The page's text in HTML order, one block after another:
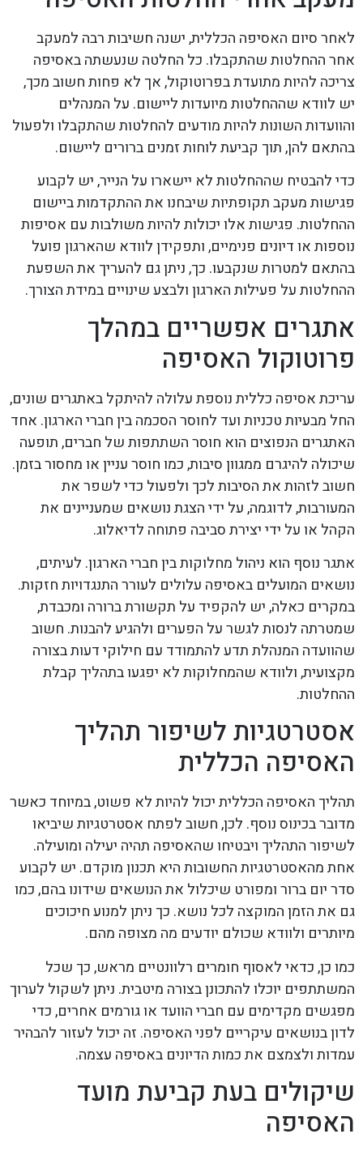
לאחר סיום האסיפה הכללית, ישנה חשיבות רבה למעקב
אחר ההחלטות שהתקבלו. כל החלטה שנעשתה באסיפה
צריכה להיות מתועדת בפרוטוקול, אך לא פחות חשוב מכך,
יש לוודא שההחלטות מיועדות ליישום. על המנהלים
והוועדות השונות להיות מודעים להחלטות שהתקבלו ולפעול
בהתאם להן, תוך קביעת לוחות זמנים ברורים ליישום.
כדי להבטיח שההחלטות לא יישארו על הנייר, יש לקבוע
פגישות מעקב תקופתיות שיבחנו את ההתקדמות ביישום
ההחלטות. פגישות אלו יכולות להיות משולבות עם אסיפות
נוספות או דיונים פנימיים, ותפקידן לוודא שהארגון פועל
בהתאם למטרות שנקבעו. כך, ניתן גם להעריך את השפעת
ההחלטות על פעילות הארגון ולבצע שינויים במידת הצורך.
אתגרים אפשריים במהלך
פרוטוקול האסיפה
עריכת אסיפה כללית נוספת עלולה להיתקל באתגרים שונים,
החל מבעיות טכניות ועד לחוסר הסכמה בין חברי הארגון. אחד
האתגרים הנפוצים הוא חוסר השתתפות של חברים, תופעה
שיכולה להיגרם ממגוון סיבות, כמו חוסר עניין או מחסור בזמן.
חשוב לזהות את הסיבות לכך ולפעול כדי לשפר את
המעורבות, לדוגמה, על ידי הצגת נושאים שמעניינים את
הקהל או על ידי יצירת סביבה פתוחה לדיאלוג.
אתגר נוסף הוא ניהול מחלוקות בין חברי הארגון. לעיתים,
נושאים המועלים באסיפה עלולים לעורר התנגדויות חזקות.
במקרים כאלה, יש להקפיד על תקשורת ברורה ומכבדת,
שמטרתה לנסות לגשר על הפערים ולהגיע להבנות. חשוב
שהוועדה המנהלת תדע להתמודד עם חילוקי דעות בצורה
מקצועית, ולוודא שהמחלוקות לא יפגעו בתהליך קבלת
ההחלטות.
אסטרטגיות לשיפור תהליך
האסיפה הכללית
תהליך האסיפה הכללית יכול להיות לא פשוט, במיוחד כאשר
מדובר בכינוס נוסף. לכן, חשוב לפתח אסטרטגיות שיביאו
לשיפור התהליך ויבטיחו שהאסיפה תהיה יעילה ומועילה.
אחת מהאסטרטגיות החשובות היא תכנון מוקדם. יש לקבוע
סדר יום ברור ומפורט שיכלול את הנושאים שידונו בהם, כמו
גם את הזמן המוקצה לכל נושא. כך ניתן למנוע חיכוכים
מיותרים ולוודא שכולם יודעים מה מצופה מהם.
כמו כן, כדאי לאסוף חומרים רלוונטיים מראש, כך שכל
המשתתפים יוכלו להתכונן בצורה מיטבית. ניתן לשקול לערוך
מפגשים מקדימים עם חברי הוועד או גורמים אחרים, כדי
לדון בנושאים עיקריים לפני האסיפה. זה יכול לעזור להבהיר
עמדות ולצמצם את כמות הדיונים באסיפה עצמה.
שיקולים בעת קביעת מועד
האסיפה